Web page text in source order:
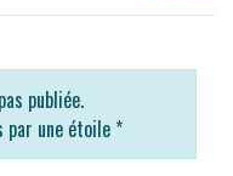
publiée.
par une étoile *